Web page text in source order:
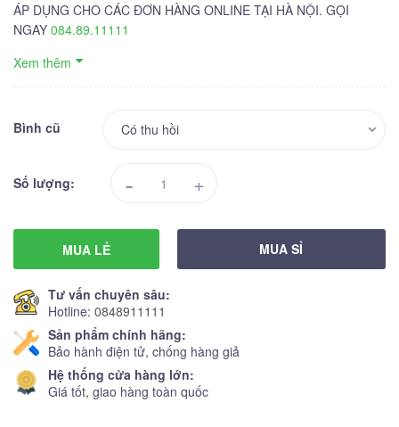
ÁP DỤNG CHO CÁC ĐƠN HÀNG ONLINE TẠI HÀ NỘI. GỌI
NGAY 084.89.11111
Xem thêm
Bình cũ
Số lượng: - +
MUA LẺ MUA SỈ
Tư vấn chuyên sâu:
Hotline: 0848911111
Sản phẩm chính hãng:
Bảo hành điện tử, chống hàng giả
Hệ thống cửa hàng lớn:
Giá tốt, giao hàng toàn quốc